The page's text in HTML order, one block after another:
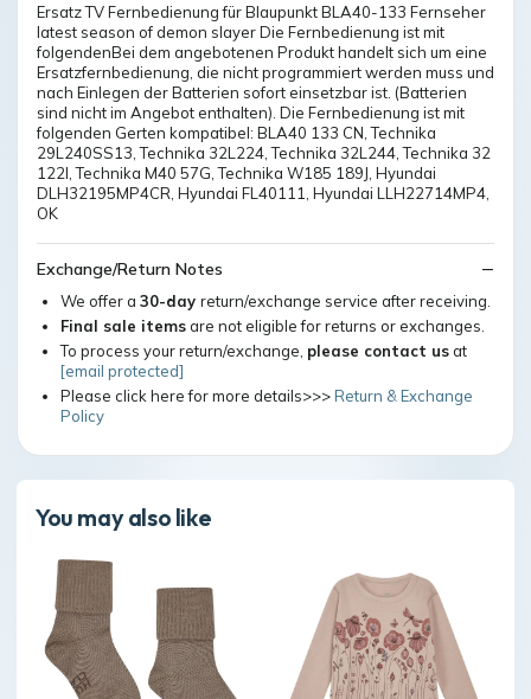
Ersatz TV Fernbedienung für Blaupunkt BLA40-133 Fernseher
latest season of demon slayer Die Fernbedienung ist mit
folgendenBei dem angebotenen Produkt handelt sich um eine
Ersatzfernbedienung, die nicht programmiert werden muss und
nach Einlegen der Batterien sofort einsetzbar ist. (Batterien
sind nicht im Angebot enthalten). Die Fernbedienung ist mit
folgenden Gerten kompatibel: BLA40 133 CN, Technika
29L240SS13, Technika 32L224, Technika 32L244, Technika 32
122I, Technika M40 57G, Technika W185 189J, Hyundai
DLH32195MP4CR, Hyundai FL40111, Hyundai LLH22714MP4,
OK
Exchange/Return Notes
We offer a 30-day return/exchange service after receiving.
Final sale itemsare not eligible for returns or exchanges.
To process your return/exchange, please contact usat
[email protected]
Please click here for more details>>>Return & Exchange
Policy
You may also like